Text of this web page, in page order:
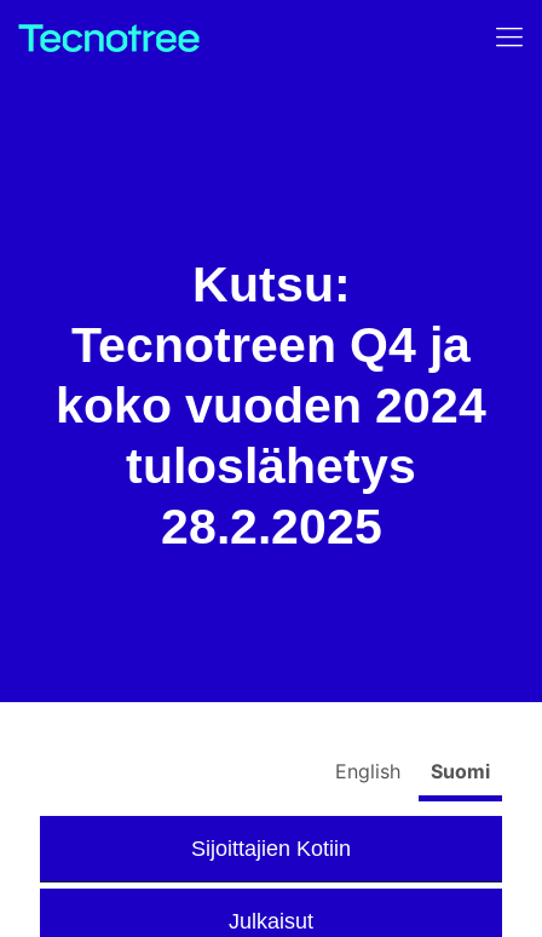
Kutsu:
Tecnotreen Q4 ja
koko vuoden 2024
tuloslähetys
28.2.2025
English Suomi
Sijoittajien Kotiin
Julkaisut